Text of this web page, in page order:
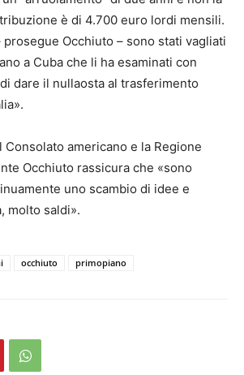
è di 4.700 euro lordi mensili.
Occhiuto – sono stati vagliati
a Cuba che li ha esaminati con
dare il nullaosta al trasferimento
americano e la Regione
Occhiuto rassicura che «sono
uno scambio di idee e
molto saldi».
occhiuto primopiano